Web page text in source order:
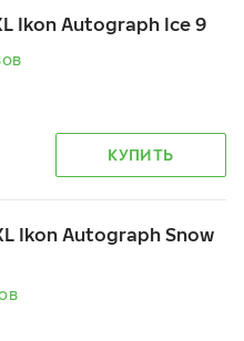
Ikon Autograph Ice 9
КУПИТЬ
Ikon Autograph Snow